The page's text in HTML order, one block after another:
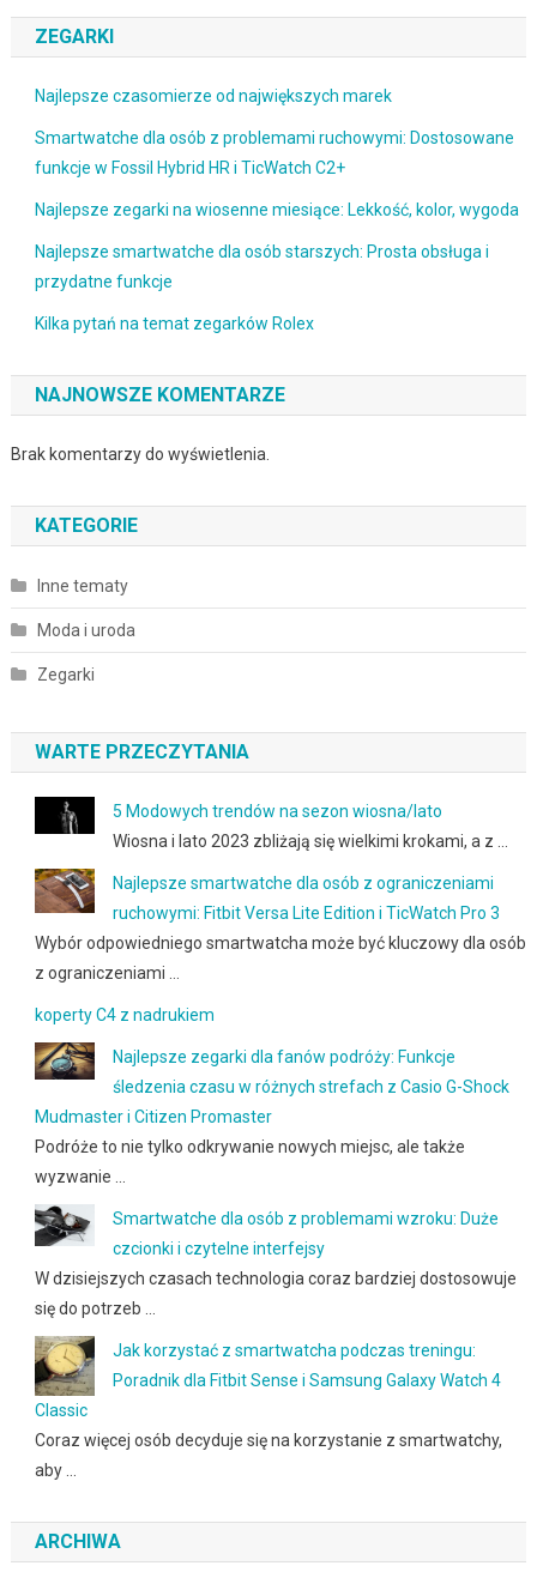
ZEGARKI
Najlepsze czasomierze od największych marek
Smartwatche dla osób z problemami ruchowymi: Dostosowane
funkcje w Fossil Hybrid HR i TicWatch C2+
Najlepsze zegarki na wiosenne miesiące: Lekkość, kolor, wygoda
Najlepsze smartwatche dla osób starszych: Prosta obsługa i
przydatne funkcje
Kilka pytań na temat zegarków Rolex
NAJNOWSZE KOMENTARZE
Brak komentarzy do wyświetlenia.
KATEGORIE
Inne tematy
Moda i uroda
Zegarki
WARTE PRZECZYTANIA
5 Modowych trendów na sezon wiosna/lato
Wiosna i lato 2023 zbliżają się wielkimi krokami, a z …
Najlepsze smartwatche dla osób z ograniczeniami
ruchowymi: Fitbit Versa Lite Edition i TicWatch Pro 3
Wybór odpowiedniego smartwatcha może być kluczowy dla osób
z ograniczeniami …
koperty C4 z nadrukiem
Najlepsze zegarki dla fanów podróży: Funkcje
śledzenia czasu w różnych strefach z Casio G-Shock
Mudmaster i Citizen Promaster
Podróże to nie tylko odkrywanie nowych miejsc, ale także
wyzwanie …
Smartwatche dla osób z problemami wzroku: Duże
czcionki i czytelne interfejsy
W dzisiejszych czasach technologia coraz bardziej dostosowuje
się do potrzeb …
Jak korzystać z smartwatcha podczas treningu:
Poradnik dla Fitbit Sense i Samsung Galaxy Watch 4
Classic
Coraz więcej osób decyduje się na korzystanie z smartwatchy,
aby …
ARCHIWA